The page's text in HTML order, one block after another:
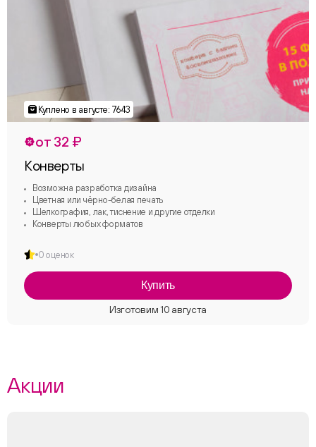
от 32 ₽
Конверты
Возможна разработка дизайна
Цветная или чёрно-белая печать
Шелкография, лак, тиснение и другие отделки
Конверты любых форматов
0 оценок
Купить
Акции